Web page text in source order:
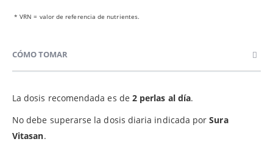
* VRN = valor de referencia de nutrientes.
CÓMO TOMAR
La dosis recomendada es de 2 perlas al día.
No debe superarse la dosis diaria indicada porSura
Vitasan.